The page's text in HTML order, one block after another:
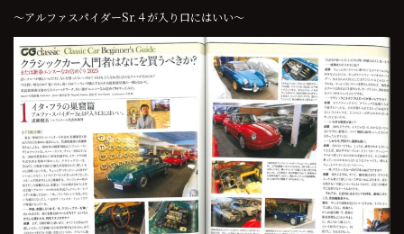
～アルファスパイダーSr.４が入り口にはいい～